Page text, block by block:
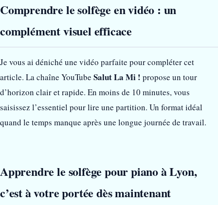
Comprendre le solfège en vidéo : un
complément visuel efficace
Je vous ai déniché une vidéo parfaite pour compléter cet
article. La chaîne YouTube Salut La Mi ! propose un tour
d’horizon clair et rapide. En moins de 10 minutes, vous
saisissez l’essentiel pour lire une partition. Un format idéal
quand le temps manque après une longue journée de travail.
Apprendre le solfège pour piano à Lyon,
c’est à votre portée dès maintenant